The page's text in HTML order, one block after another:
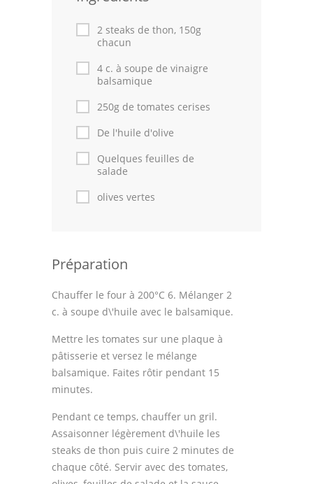
Recettes marocaine
Cuisine Tunisienne
Cuisine Juive
Cuisine Libanaise
Articles
Actualités
Leçons de cuisine
Fêtes Religieuses
Forum
Thèmes
Espace Personnel
2 steaks de thon, 150g
chacun
4 c. à soupe de vinaigre
balsamique
250g de tomates cerises
De l'huile d'olive
Quelques feuilles de
salade
olives vertes
Préparation
Chauffer le four à 200°C 6. Mélanger 2
c. à soupe d\'huile avec le balsamique.
Mettre les tomates sur une plaque à
pâtisserie et versez le mélange
balsamique. Faites rôtir pendant 15
minutes.
Pendant ce temps, chauffer un gril.
Assaisonner légèrement d\'huile les
steaks de thon puis cuire 2 minutes de
chaque côté. Servir avec des tomates,